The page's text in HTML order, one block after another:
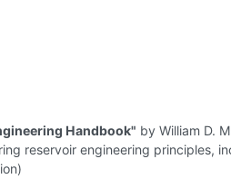
Handbook" by William D.
reservoir engineering principles,